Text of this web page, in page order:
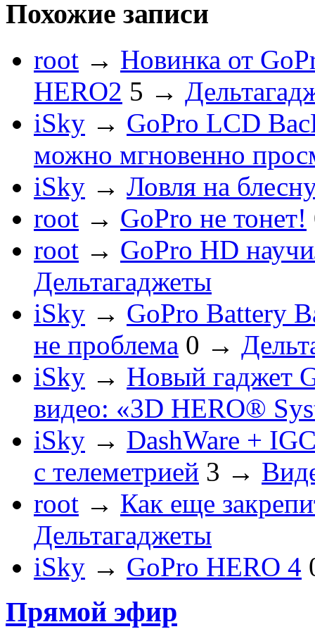
Похожие записи
root → Новинка от
HERO2 5 →
iSky → GoPro LCD
можно мгновенно
iSky → Ловля на
root → GoPro не тонет!
root → GoPro HD
Дельтагаджеты
iSky → GoPro Battery
не проблема 0 →
iSky → Новый гаджет
видео: «3D HERO®
iSky → DashWare +
с телеметрией 3 →
root → Как еще
Дельтагаджеты
iSky → GoPro HERO 4
Прямой эфир